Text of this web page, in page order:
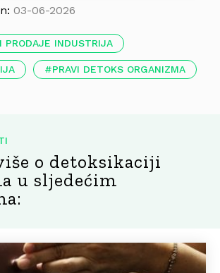
03-06-2026
PRODAJE INDUSTRIJA
PRAVI DETOKS ORGANIZMA
o detoksikaciji
u sljedećim